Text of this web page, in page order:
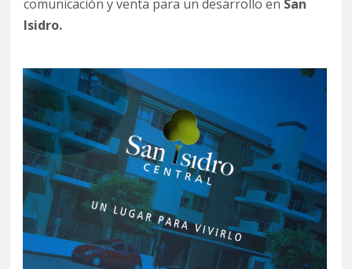
comunicación y venta para un desarrollo en San
Isidro.